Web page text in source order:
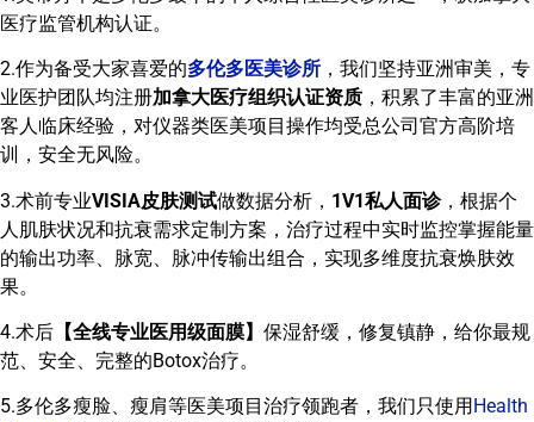
医疗监管机构认证。
2.作为备受大家喜爱的多伦多医美诊所 ，我们坚持亚洲审美，专
业医护团队均注册加拿大医疗组织认证资质 ，积累了丰富的亚洲
客人临床经验，对仪器类医美项目操作均受总公司官方高阶培
训，安全无风险。
3.术前专业VISIA皮肤测试做数据分析， 1V1私人面诊，根据个
人肌肤状况和抗衰需求定制方案，治疗过程中实时监控掌握能量
的输出功率、脉宽、脉冲传输出组合，实现多维度抗衰焕肤效
果。
4.术后 【全线专业医用级面膜】 保湿舒缓，修复镇静，给你最规
范、安全、完整的Botox治疗。
5.多伦多瘦脸、瘦肩等医美项目治疗领跑者，我们只使用 Health